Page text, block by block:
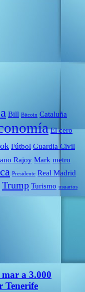
Bill Bitcoin Cataluña
El cero
Fútbol Guardia Civil
Rajoy Mark metro
Presidente Real Madrid
Trump Turismo usuarios
a 3.000
Tenerife